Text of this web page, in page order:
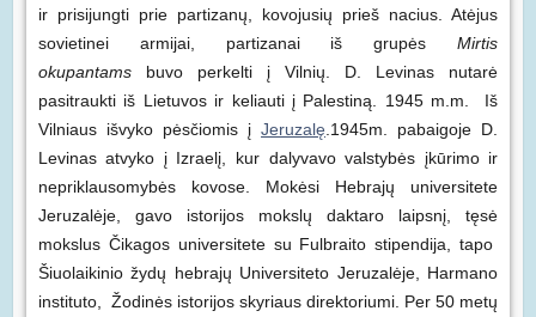
ir prisijungti prie partizanų, kovojusių prieš nacius. Atėjus
sovietinei armijai, partizanai iš grupėsMirtis
okupantamsbuvo perkelti į Vilnių. D. Levinas nutarė
pasitraukti iš Lietuvos ir keliauti į Palestiną. 1945 m.m. Iš
Vilniaus išvyko pėsčiomis įJeruzalę .1945m. pabaigoje D.
Levinas atvyko į Izraelį, kur dalyvavo valstybės įkūrimo ir
nepriklausomybės kovose. Mokėsi Hebrajų universitete
Jeruzalėje, gavo istorijos mokslų daktaro laipsnį, tęsė
mokslus Čikagos universitete su Fulbraito stipendija, tapo
Šiuolaikinio žydų hebrajų Universiteto Jeruzalėje, Harmano
instituto, Žodinės istorijos skyriaus direktoriumi. Per 50 metų